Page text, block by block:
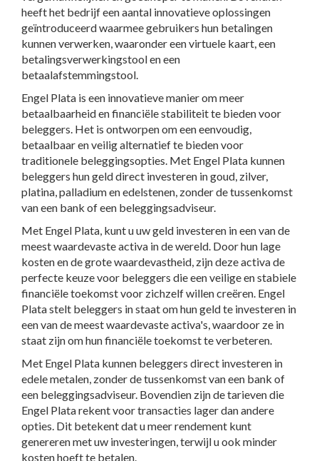
heeft het bedrijf een aantal innovatieve oplossingen
geïntroduceerd waarmee gebruikers hun betalingen
kunnen verwerken, waaronder een virtuele kaart, een
betalingsverwerkingstool en een
betaalafstemmingstool.
Engel Plata is een innovatieve manier om meer
betaalbaarheid en financiële stabiliteit te bieden voor
beleggers. Het is ontworpen om een eenvoudig,
betaalbaar en veilig alternatief te bieden voor
traditionele beleggingsopties. Met Engel Plata kunnen
beleggers hun geld direct investeren in goud, zilver,
platina, palladium en edelstenen, zonder de tussenkomst
van een bank of een beleggingsadviseur.
Met Engel Plata, kunt u uw geld investeren in een van de
meest waardevaste activa in de wereld. Door hun lage
kosten en de grote waardevastheid, zijn deze activa de
perfecte keuze voor beleggers die een veilige en stabiele
financiële toekomst voor zichzelf willen creëren. Engel
Plata stelt beleggers in staat om hun geld te investeren in
een van de meest waardevaste activa's, waardoor ze in
staat zijn om hun financiële toekomst te verbeteren.
Met Engel Plata kunnen beleggers direct investeren in
edele metalen, zonder de tussenkomst van een bank of
een beleggingsadviseur. Bovendien zijn de tarieven die
Engel Plata rekent voor transacties lager dan andere
opties. Dit betekent dat u meer rendement kunt
genereren met uw investeringen, terwijl u ook minder
kosten hoeft te betalen.